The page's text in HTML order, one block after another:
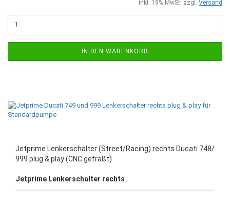
inkl. 19% MwSt. zzgl. Versand
IN DEN WARENKORB
Jetprime Lenkerschalter (Street/Racing) rechts Ducati 748/
999 plug & play (CNC gefräßt)
Jetprime Lenkerschalter rechts